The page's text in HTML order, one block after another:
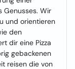
Genusses. Wir
und orientieren
den
dir eine Pizza
gebackenen
reisen die von